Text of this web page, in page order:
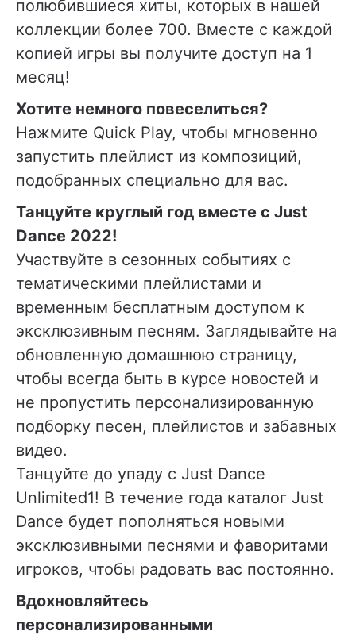
полюбившиеся хиты, которых в нашей
коллекции более 700. Вместе с каждой
копией игры вы получите доступ на 1
месяц!
Хотите немного повеселиться?
Нажмите Quick Play, чтобы мгновенно
запустить плейлист из композиций,
подобранных специально для вас.
Танцуйте круглый год вместе с Just
Dance 2022!
Участвуйте в сезонных событиях с
тематическими плейлистами и
временным бесплатным доступом к
эксклюзивным песням. Заглядывайте на
обновленную домашнюю страницу,
чтобы всегда быть в курсе новостей и
не пропустить персонализированную
подборку песен, плейлистов и забавных
видео.
Танцуйте до упаду с Just Dance
Unlimited1! В течение года каталог Just
Dance будет пополняться новыми
эксклюзивными песнями и фаворитами
игроков, чтобы радовать вас постоянно.
Вдохновляйтесь
персонализированными